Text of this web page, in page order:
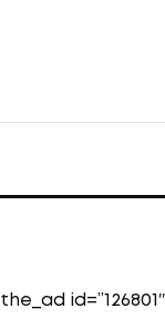
[the_ad id=”126801″]